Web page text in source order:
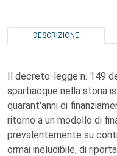
DESCRIZIONE
Il decreto-legge n. 149
spartiacque nella storia
quarant'anni di
ritorno a un modello di
prevalentemente su
ormai ineludibile, di